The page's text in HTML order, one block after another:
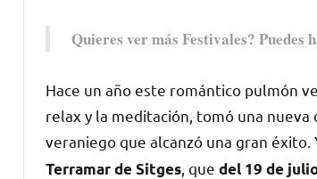
Quieres ver más Festivales? Puedes
Hace un año este romántico pulmón
relax y la meditación, tomó una
veraniego que alcanzó una gran éxito.
Terramar de Sitges , que del 19 de